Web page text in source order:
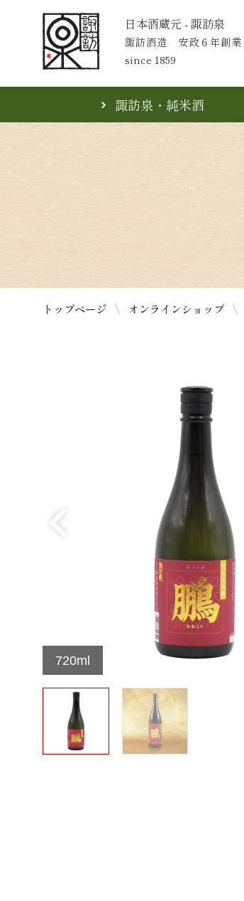
日本酒蔵元 - 諏訪泉
諏訪酒造 安政６年創業
since 1859
諏訪泉・純米酒
トップページ オンラインショップ
720ml